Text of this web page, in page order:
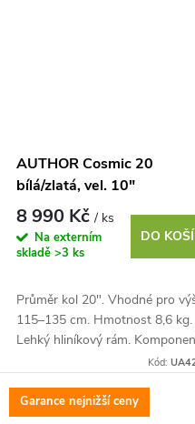
AUTHOR Cosmic 20
bílá/zlatá, vel. 10"
8 990 Kč/ ks
Na externím
skladě>3 ks
DO
Průměr kol 20". Vhodné pro
115–135 cm. Hmotnost 8,6 kg.
Lehký hliníkový rám.
SHIMANO Revoshift, 6Kód:
Garance nejnižší ceny